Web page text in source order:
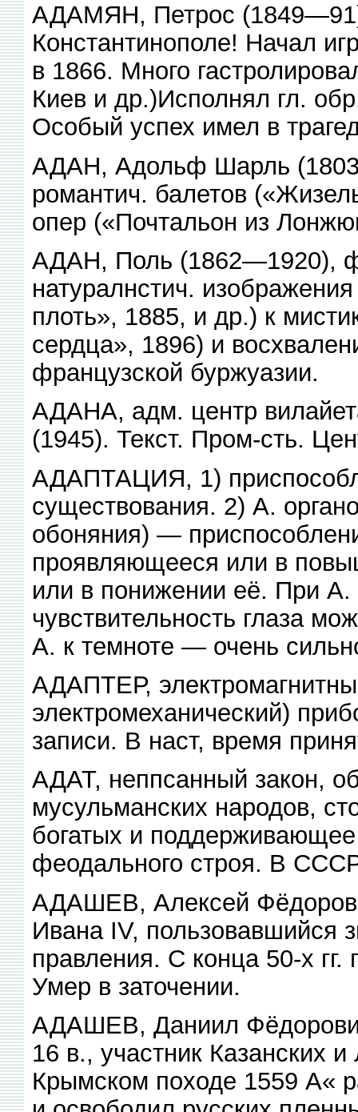
АДАМЯН, Петрос
Константинополе! Начал
в 1866. Много
Киев и др.)Исполнял гл.
Особый успех имел в
АДАН, Адольф Шарль
романтич. балетов
опер («Почтальон из
АДАН, Поль (1862—1920),
натуралнстич.
плоть», 1885, и др.) к
сердца», 1896) и
французской буржуазии.
АДАНА, адм. центр
(1945). Текст. Пром-сть.
АДАПТАЦИЯ, 1)
существования. 2) А.
обоняния) —
проявляющееся или в
или в понижении её. При А.
чувствительность глаза
А. к темноте — очень
АДАПТЕР,
электромеханический)
записи. В наст, время
АДАТ, неппсанный закон,
мусульманских народов,
богатых и
феодального строя. В
АДАШЕВ, Алексей
Ивана IV, пользовавшийся
правления. С конца 50-х
Умер в заточении.
АДАШЕВ, Даниил
16 в., участник Казанских
Крымском походе 1559 А«